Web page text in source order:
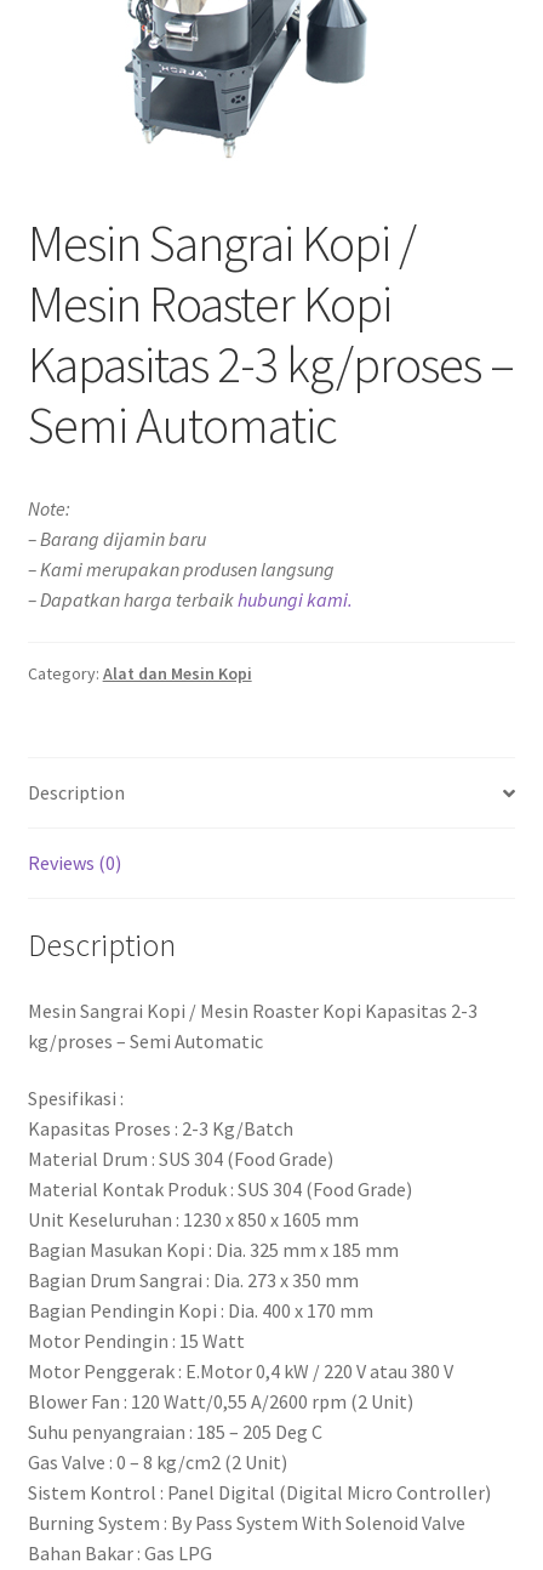
Mesin Sangrai Kopi /
Mesin Roaster Kopi
Kapasitas 2-3 kg/proses –
Semi Automatic
Note:
– Barang dijamin baru
– Kami merupakan produsen langsung
– Dapatkan harga terbaikhubungi kami.
Category: Alat dan Mesin Kopi
Description
Reviews (0)
Description
Mesin Sangrai Kopi / Mesin Roaster Kopi Kapasitas 2-3
kg/proses – Semi Automatic
Spesifikasi :
Kapasitas Proses : 2-3 Kg/Batch
Material Drum : SUS 304 (Food Grade)
Material Kontak Produk : SUS 304 (Food Grade)
Unit Keseluruhan : 1230 x 850 x 1605 mm
Bagian Masukan Kopi : Dia. 325 mm x 185 mm
Bagian Drum Sangrai : Dia. 273 x 350 mm
Bagian Pendingin Kopi : Dia. 400 x 170 mm
Motor Pendingin : 15 Watt
Motor Penggerak : E.Motor 0,4 kW / 220 V atau 380 V
Blower Fan : 120 Watt/0,55 A/2600 rpm (2 Unit)
Suhu penyangraian : 185 – 205 Deg C
Gas Valve : 0 – 8 kg/cm2 (2 Unit)
Sistem Kontrol : Panel Digital (Digital Micro Controller)
Burning System : By Pass System With Solenoid Valve
Bahan Bakar : Gas LPG